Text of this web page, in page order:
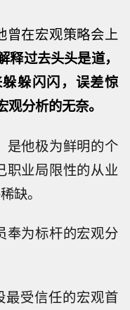
曾在宏观策略会上
释过去头头是道，
躲闪闪，误差惊
分析的无奈。
是他极为鲜明的个
职业局限性的从业
缺。
奉为标杆的宏观分
受信任的宏观首